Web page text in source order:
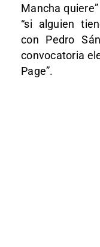
Mancha
“si alguien
con Pedro
convocatoria
Page”.